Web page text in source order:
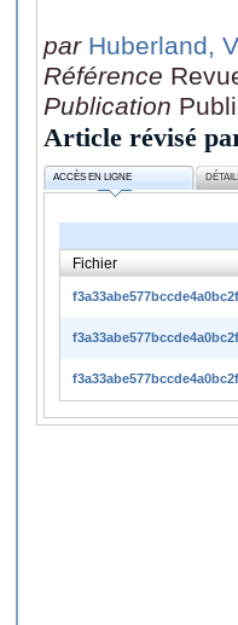
par Huberland,
Référence
Publication
Article révisé
ACCÈS EN LIGNE
Fichier